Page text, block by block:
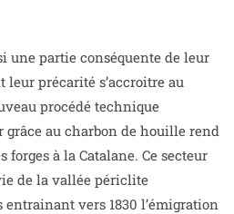
une partie conséquente de leur
précarité s’accroitre au
procédé technique
au charbon de houille rend
forges à la Catalane. Ce secteur
de la vallée périclite
vers 1830 l’émigration